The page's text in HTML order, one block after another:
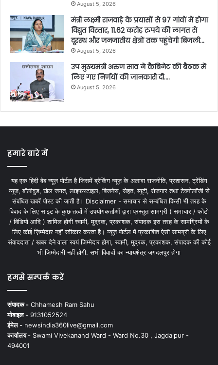
August 5, 2026
मंत्री लक्ष्मी राजवाड़े के प्रयासों से 97 गांवों में होगा
विद्युत विस्तार, 11.62 करोड़ रुपये की लागत से
दूरस्थ और जनजातीय क्षेत्रों तक पहुंचेगी बिजली…
August 5, 2026
उप मुख्यमंत्री अरुण साव ने कैबिनेट की बैठक में
लिए गए निर्णयों की जानकारी दी….
August 5, 2026
हमारे बारे में
यह एक हिंदी वेब न्यूज़ पोर्टल है जिसमें ब्रेकिंग न्यूज़ के अलावा राजनीति, प्रशासन, ट्रेंडिंग
न्यूज, बॉलीवुड, खेल जगत, लाइफस्टाइल, बिजनेस, सेहत, ब्यूटी, रोजगार तथा टेक्नोलॉजी से
संबंधित खबरें पोस्ट की जाती है। Disclaimer - समाचार से सम्बंधित किसी भी तरह के
विवाद के लिए साइट के कुछ तत्वों में उपयोगकर्ताओं द्वारा प्रस्तुत सामग्री ( समाचार / फोटो
/ विडियो आदि ) शामिल होगी स्वामी, मुद्रक, प्रकाशक, संपादक इस तरह के सामग्रियों के
लिए कोई ज़िम्मेदार नहीं स्वीकार करता है। न्यूज़ पोर्टल में प्रकाशित ऐसी सामग्री के लिए
संवाददाता / खबर देने वाला स्वयं जिम्मेदार होगा, स्वामी, मुद्रक, प्रकाशक, संपादक की कोई
भी जिम्मेदारी नहीं होगी. सभी विवादों का न्यायक्षेत्र जगदलपुर होगा
हमसे सम्पर्क करें
संपादक - Chhamesh Ram Sahu
मोबाइल - 9131052524
ईमेल - newsindia360live@gmail.com
कार्यालय - Swami Vivekanand Ward - Ward No.30 , Jagdalpur -
494001